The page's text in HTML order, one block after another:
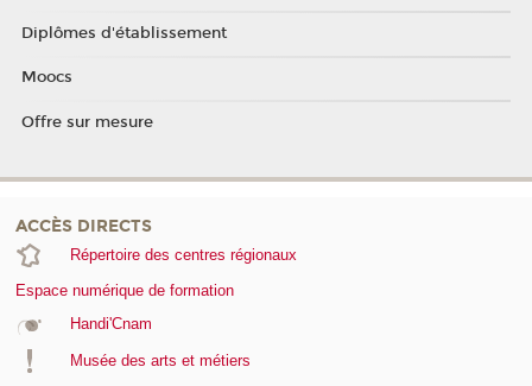
Diplômes d'établissement
Moocs
Offre sur mesure
ACCÈS DIRECTS
Répertoire des centres régionaux
Espace numérique de formation
Handi'Cnam
Musée des arts et métiers